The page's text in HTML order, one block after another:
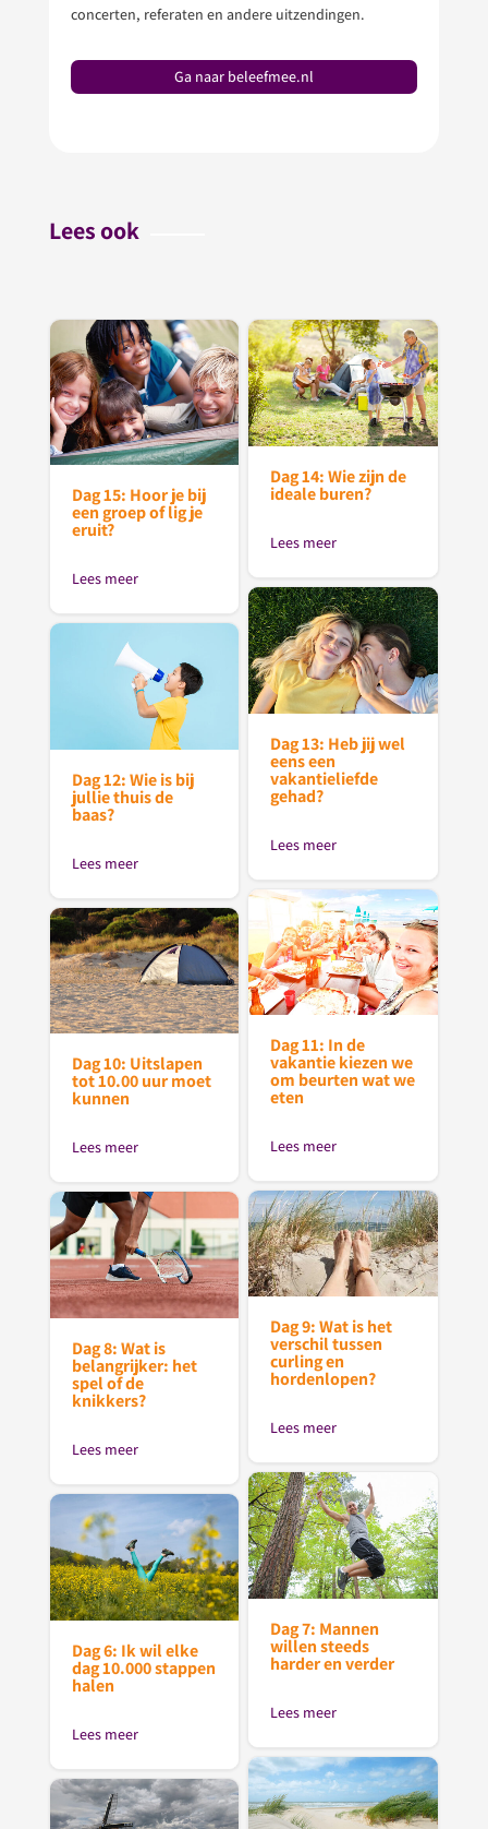
concerten, referaten en andere uitzendingen.
Ga naar beleefmee.nl
Lees ook
Dag 15: Hoor je bij
een groep of lig je
eruit?
Lees meer
Dag 14: Wie zijn de
ideale buren?
Lees meer
Dag 13: Heb jij wel
eens een
vakantieliefde
gehad?
Lees meer
Dag 12: Wie is bij
jullie thuis de
baas?
Lees meer
Dag 11: In de
vakantie kiezen we
om beurten wat we
eten
Lees meer
Dag 10: Uitslapen
tot 10.00 uur moet
kunnen
Lees meer
Dag 9: Wat is het
verschil tussen
curling en
hordenlopen?
Lees meer
Dag 8: Wat is
belangrijker: het
spel of de
knikkers?
Lees meer
Dag 7: Mannen
willen steeds
harder en verder
Lees meer
Dag 6: Ik wil elke
dag 10.000 stappen
halen
Lees meer